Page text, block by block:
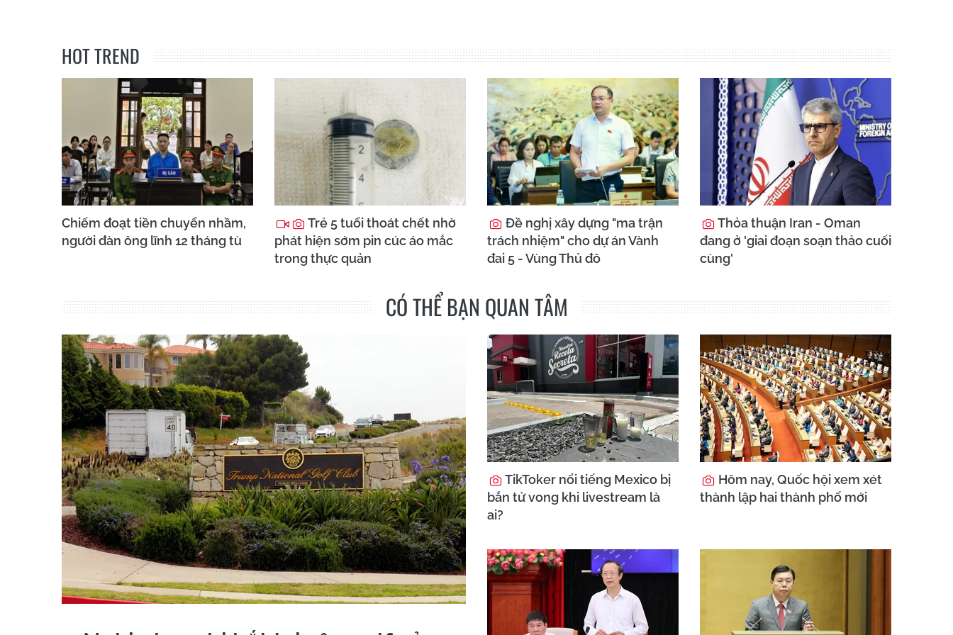
HOT TREND
Chiếm đoạt tiền chuyển nhầm,
người đàn ông lĩnh 12 tháng tù
Trẻ 5 tuổi thoát chết nhờ
phát hiện sớm pin cúc áo mắc
trong thực quản
Đề nghị xây dựng "ma trận
trách nhiệm" cho dự án Vành
đai 5 - Vùng Thủ đô
Thỏa thuận Iran - Oman
đang ở 'giai đoạn soạn thảo cuối
cùng'
CÓ THỂ BẠN QUAN TÂM
TikToker nổi tiếng Mexico bị
bắn tử vong khi livestream là
ai?
Hôm nay, Quốc hội xem xét
thành lập hai thành phố mới